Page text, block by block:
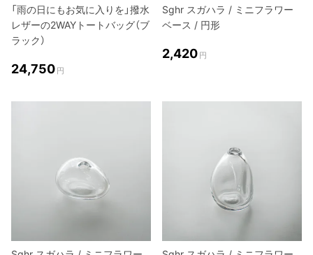
「雨の日にもお気に入りを」撥水
レザーの2WAYトートバッグ（ブ
ラック）
24,750 円
Sghr スガハラ / ミニフラワー
ベース / 円形
2,420 円